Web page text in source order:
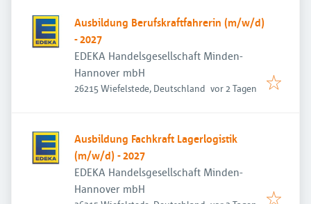
Ausbildung Berufskraftfahrerin (m/w/d)
- 2027
EDEKA Handelsgesellschaft Minden-
Hannover mbH
26215 Wiefelstede, Deutschland Veröffentlicht :
vor 2 Tagen
Ausbildung Fachkraft Lagerlogistik
(m/w/d) - 2027
EDEKA Handelsgesellschaft Minden-
Hannover mbH